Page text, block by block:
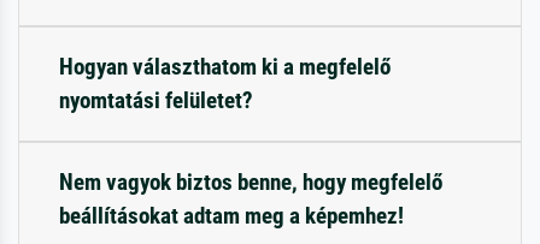
Hogyan választhatom ki a megfelelő
nyomtatási felületet?
Nem vagyok biztos benne, hogy megfelelő
beállításokat adtam meg a képemhez!